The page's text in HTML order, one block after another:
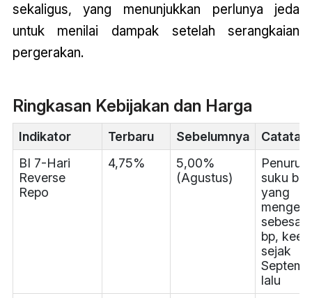
sekaligus, yang menunjukkan perlunya jeda
untuk menilai dampak setelah serangkaian
pergerakan.
Ringkasan Kebijakan dan Harga
Indikator Terbaru Sebelumnya
Catatan
BI 7-Hari
Reverse
Repo
4,75%
5,00%
(Agustus)
suku
yang
sebesar
bp,
sejak
lalu